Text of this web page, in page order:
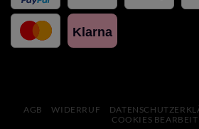
Klarna
AGB WIDERRUF
COOKIES